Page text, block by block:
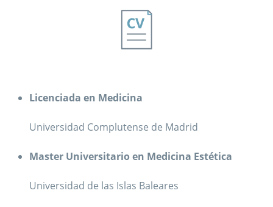
Licenciada en Medicina
Universidad Complutense de Madrid
Master Universitario en Medicina Estética
Universidad de las Islas Baleares